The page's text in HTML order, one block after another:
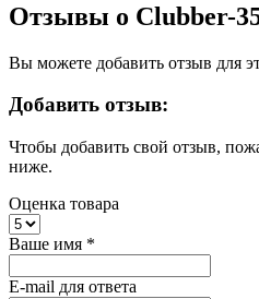
Отзывы о Clubber-
Вы можете добавить отзыв для
Добавить отзыв:
Чтобы добавить свой отзыв,
ниже.
Оценка товара
Ваше имя *
E-mail для ответа